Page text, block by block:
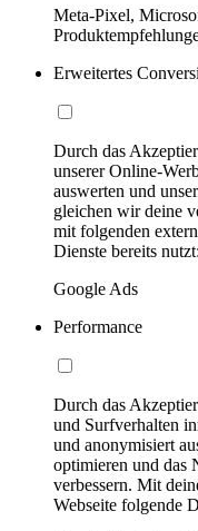
Meta-Pixel,
Erweitertes
Durch das
unserer Online-
auswerten und
gleichen wir deine
mit folgenden
Dienste bereits nutzt:
Google Ads
Performance
Durch das
und Surfverhalten
und anonymisiert
optimieren und das
verbessern. Mit
Webseite folgende